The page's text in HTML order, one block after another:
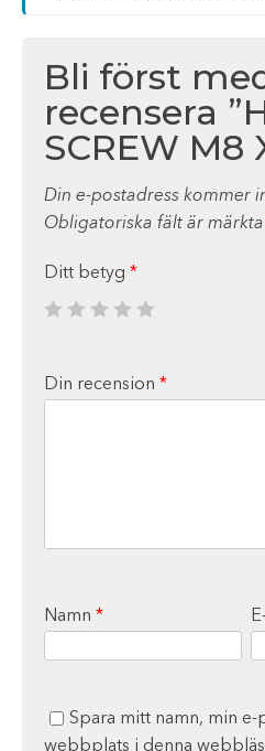
Bli först
recensera
SCREW M8
Din e-postadress kommer
Obligatoriska fält är märkta
Ditt betyg *
Din recension *
Namn *
Spara mitt namn, min e-
webbplats i denna